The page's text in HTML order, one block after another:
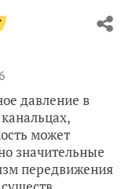
давление в
может
значительные
передвижения